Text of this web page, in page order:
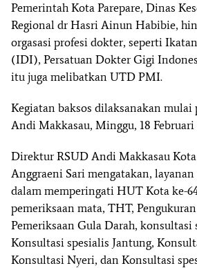
Pemerintah Kota Parepare, Dinas
Regional dr Hasri Ainun Habibie,
orgasasi profesi dokter, seperti
(IDI), Persatuan Dokter Gigi
itu juga melibatkan UTD PMI.
Kegiatan baksos dilaksanakan mulai
Andi Makkasau, Minggu, 18 Februari
Direktur RSUD Andi Makkasau Kota
Anggraeni Sari mengatakan,
dalam memperingati HUT Kota ke-
pemeriksaan mata, THT,
Pemeriksaan Gula Darah, konsultasi
Konsultasi spesialis Jantung,
Konsultasi Nyeri, dan Konsultasi